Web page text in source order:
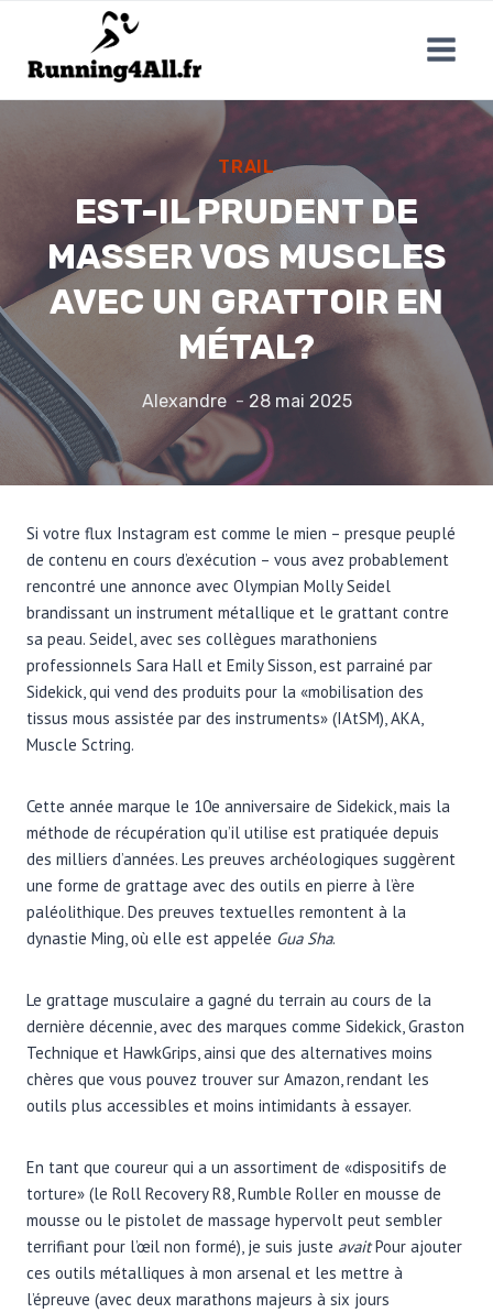
contenu
TRAIL
EST-IL PRUDENT DE
MASSER VOS MUSCLES
AVEC UN GRATTOIR EN
MÉTAL?
Alexandre 28 mai 2025
Si votre flux Instagram est comme le mien – presque peuplé
de contenu en cours d’exécution – vous avez probablement
rencontré une annonce avec Olympian Molly Seidel
brandissant un instrument métallique et le grattant contre
sa peau. Seidel, avec ses collègues marathoniens
professionnels Sara Hall et Emily Sisson, est parrainé par
Sidekick, qui vend des produits pour la «mobilisation des
tissus mous assistée par des instruments» (IAtSM), AKA,
Muscle Sctring.
Cette année marque le 10e anniversaire de Sidekick, mais la
méthode de récupération qu’il utilise est pratiquée depuis
des milliers d’années. Les preuves archéologiques suggèrent
une forme de grattage avec des outils en pierre à l’ère
paléolithique. Des preuves textuelles remontent à la
dynastie Ming, où elle est appelée Gua Sha.
Le grattage musculaire a gagné du terrain au cours de la
dernière décennie, avec des marques comme Sidekick, Graston
Technique et HawkGrips, ainsi que des alternatives moins
chères que vous pouvez trouver sur Amazon, rendant les
outils plus accessibles et moins intimidants à essayer.
En tant que coureur qui a un assortiment de «dispositifs de
torture» (le Roll Recovery R8, Rumble Roller en mousse de
mousse ou le pistolet de massage hypervolt peut sembler
terrifiant pour l’œil non formé), je suis juste avaitPour ajouter
ces outils métalliques à mon arsenal et les mettre à
l’épreuve (avec deux marathons majeurs à six jours